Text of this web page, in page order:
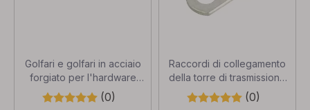
Golfari e golfari in acciaio
forgiato per l'hardware
della linea di aste
(0)
Raccordi di collegamento
della torre di trasmissione
zincati a caldo
(0)